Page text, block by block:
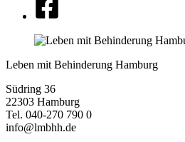
Leben mit Behinderung Hamburg
Südring 36
22303 Hamburg
Tel. 040-270 790 0
info@lmbhh.de